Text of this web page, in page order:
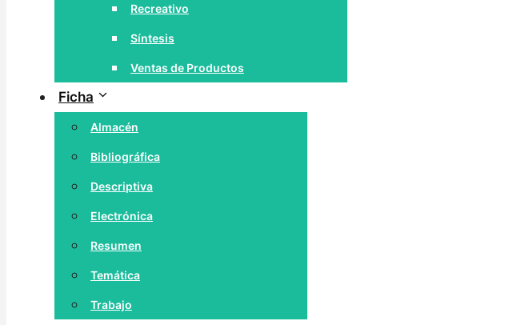
Recreativo
Síntesis
Ventas de Productos
Ficha
Almacén
Bibliográfica
Descriptiva
Electrónica
Resumen
Temática
Trabajo